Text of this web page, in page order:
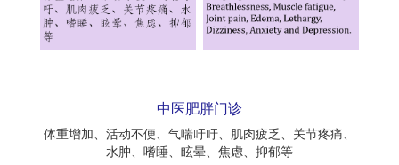
中医肥胖门诊
体重增加、活动不便、气喘吁吁、肌肉疲乏、关节疼痛、
水肿、嗜睡、眩晕、焦虑、抑郁等